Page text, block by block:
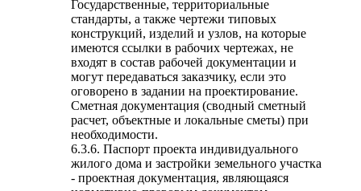
Государственные, территориальные
стандарты, а также чертежи типовых
конструкций, изделий и узлов, на которые
имеются ссылки в рабочих чертежах, не
входят в состав рабочей документации и
могут передаваться заказчику, если это
оговорено в задании на проектирование.
Сметная документация (сводный сметный
расчет, объектные и локальные сметы) при
необходимости.
6.3.6. Паспорт проекта индивидуального
жилого дома и застройки земельного участка
- проектная документация, являющаяся